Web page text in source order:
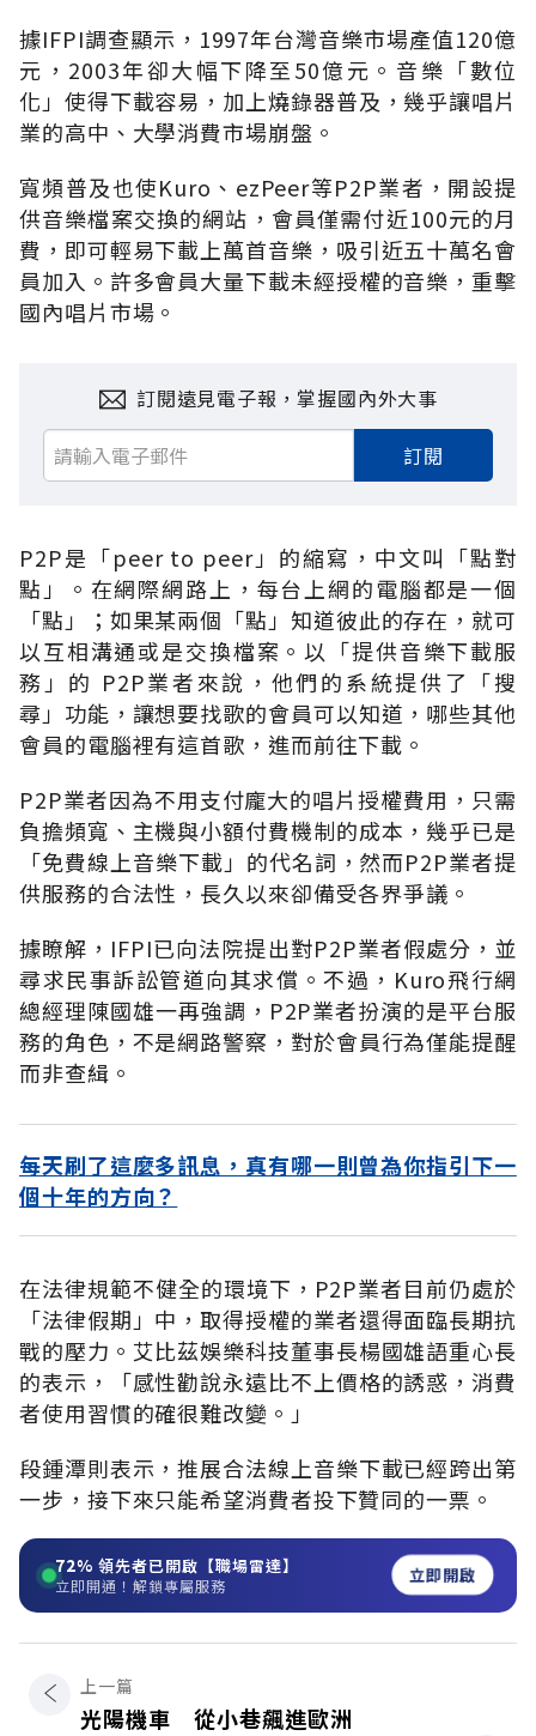
據IFPI調查顯示，1997年台灣音樂市場產值120億
元，2003年卻大幅下降至50億元。音樂「數位
化」使得下載容易，加上燒錄器普及，幾乎讓唱片
業的高中、大學消費市場崩盤。
寬頻普及也使Kuro、ezPeer等P2P業者，開設提
供音樂檔案交換的網站，會員僅需付近100元的月
費，即可輕易下載上萬首音樂，吸引近五十萬名會
員加入。許多會員大量下載未經授權的音樂，重擊
國內唱片市場。
訂閱遠見電子報，掌握國內外大事
訂閱
P2P是「peer to peer」的縮寫，中文叫「點對
點」。在網際網路上，每台上網的電腦都是一個
「點」；如果某兩個「點」知道彼此的存在，就可
以互相溝通或是交換檔案。以「提供音樂下載服
務」的 P2P業者來說，他們的系統提供了「搜
尋」功能，讓想要找歌的會員可以知道，哪些其他
會員的電腦裡有這首歌，進而前往下載。
P2P業者因為不用支付龐大的唱片授權費用，只需
負擔頻寬、主機與小額付費機制的成本，幾乎已是
「免費線上音樂下載」的代名詞，然而P2P業者提
供服務的合法性，長久以來卻備受各界爭議。
據瞭解，IFPI已向法院提出對P2P業者假處分，並
尋求民事訴訟管道向其求償。不過，Kuro飛行網
總經理陳國雄一再強調，P2P業者扮演的是平台服
務的角色，不是網路警察，對於會員行為僅能提醒
而非查緝。
每天刷了這麼多訊息，真有哪一則曾為你指引下一
個十年的方向？
在法律規範不健全的環境下，P2P業者目前仍處於
「法律假期」中，取得授權的業者還得面臨長期抗
戰的壓力。艾比茲娛樂科技董事長楊國雄語重心長
的表示，「感性勸說永遠比不上價格的誘惑，消費
者使用習慣的確很難改變。」
段鍾潭則表示，推展合法線上音樂下載已經跨出第
一步，接下來只能希望消費者投下贊同的一票。
72% 領先者已開啟【職場雷達】
立即開通！解鎖專屬服務 立即開啟
上一篇
光陽機車 從小巷飆進歐洲